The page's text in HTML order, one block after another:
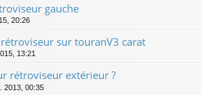
gauche
20:26
sur touranV3 carat
13:21
rétroviseur extérieur ?
2013, 00:35